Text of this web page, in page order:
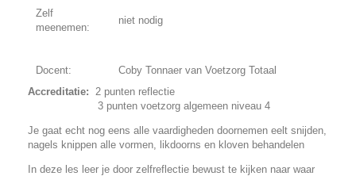
Zelf
meenemen:
niet nodig
Docent:
Coby Tonnaer van Voetzorg Totaal
Accreditatie: 2 punten reflectie
3 punten voetzorg algemeen niveau 4
Je gaat echt nog eens alle vaardigheden doornemen eelt snijden,
nagels knippen alle vormen, likdoorns en kloven behandelen
In deze les leer je door zelfreflectie bewust te kijken naar waar